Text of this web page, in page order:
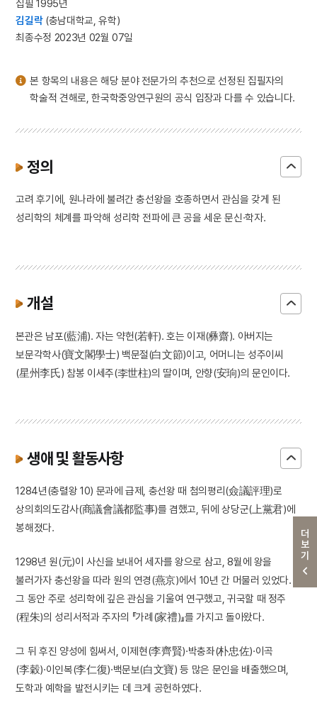
더보기
집필 1995년
김길락 (충남대학교, 유학)
최종수정 2023년 02월 07일
본 항목의 내용은 해당 분야 전문가의 추천으로 선정된 집필자의
학술적 견해로, 한국학중앙연구원의 공식 입장과 다를 수 있습니다.
정의
고려 후기에, 원나라에 불려간 충선왕을 호종하면서 관심을 갖게 된
성리학의 체계를 파악해 성리학 전파에 큰 공을 세운 문신·학자.
개설
본관은 남포(藍浦). 자는 약헌(若軒). 호는 이재(彝齋). 아버지는
보문각학사(寶文閣學士) 백문절(白文節)이고, 어머니는 성주이씨
(星州李氏) 참봉 이세주(李世柱)의 딸이며, 안향(安珦)의 문인이다.
생애 및 활동사항
1284년(충렬왕 10) 문과에 급제, 충선왕 때 첨의평리(僉議評理)로
상의회의도감사(商議會議都監事)를 겸했고, 뒤에 상당군(上黨君)에
봉해졌다.
1298년 원(元)이 사신을 보내어 세자를 왕으로 삼고, 8월에 왕을
불러가자 충선왕을 따라 원의 연경(燕京)에서 10년 간 머물러 있었다.
그 동안 주로 성리학에 깊은 관심을 기울여 연구했고, 귀국할 때 정주
(程朱)의 성리서적과 주자의 『가례(家禮)』를 가지고 돌아왔다.
그 뒤 후진 양성에 힘써서, 이제현(李齊賢)·박충좌(朴忠佐)·이곡
(李穀)·이인복(李仁復)·백문보(白文寶) 등 많은 문인을 배출했으며,
도학과 예학을 발전시키는 데 크게 공헌하였다.